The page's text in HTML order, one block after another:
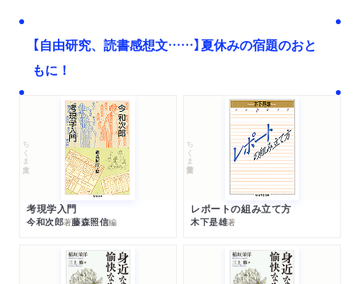
【自由研究、読書感想文……】夏休みの宿題のおと
もに！
ちくま文庫
考現学入門
今和次郎著藤森照信編
ちくま学芸文庫
レポートの組み立て方
木下是雄著